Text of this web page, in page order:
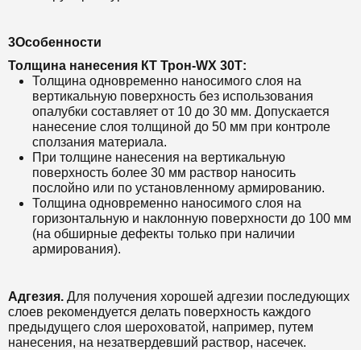
3Особенности
Толщина нанесения КТ Трон-WX 30Т:
Толщина одновременно наносимого слоя на
вертикальную поверхность без использования
опалубки составляет от 10 до 30 мм. Допускается
нанесение слоя толщиной до 50 мм при контроле
сползания материала.
При толщине нанесения на вертикальную
поверхность более 30 мм раствор наносить
послойно или по установленному армированию.
Толщина одновременно наносимого слоя на
горизонтальную и наклонную поверхности до 100 мм
(на обширные дефекты только при наличии
армирования).
Адгезия. Для получения хорошей адгезии последующих
слоев рекомендуется делать поверхность каждого
предыдущего слоя шероховатой, например, путем
нанесения, на незатвердевший раствор, насечек.